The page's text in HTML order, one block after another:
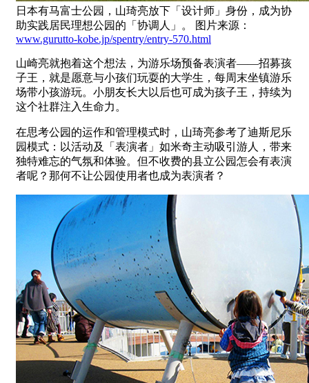
日本有马富士公园，山琦亮放下「设计师」身份，成为协
助实践居民理想公园的「协调人」。 图片来源：
www.gurutto-kobe.jp/spentry/entry-570.html
山崎亮就抱着这个想法，为游乐场预备表演者——招募孩
子王，就是愿意与小孩们玩耍的大学生，每周末坐镇游乐
场带小孩游玩。小朋友长大以后也可成为孩子王，持续为
这个社群注入生命力。
在思考公园的运作和管理模式时，山琦亮参考了迪斯尼乐
园模式：以活动及「表演者」如米奇主动吸引游人，带来
独特难忘的气氛和体验。但不收费的县立公园怎会有表演
者呢？那何不让公园使用者也成为表演者？